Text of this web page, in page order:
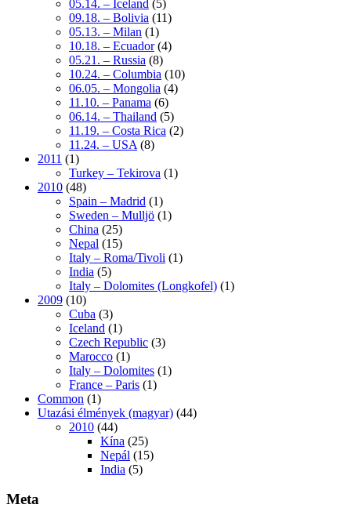
05.14. – Iceland (5)
09.18. – Bolivia (11)
05.13. – Milan (1)
10.18. – Ecuador(4)
05.21. – Russia (8)
10.24. – Columbia (10)
06.05. – Mongolia (4)
11.10. – Panama (6)
06.14. – Thailand (5)
11.19. – Costa Rica (2)
11.24. – USA (8)
2011 (1)
Turkey – Tekirova (1)
2010 (48)
Spain – Madrid (1)
Sweden – Mulljö (1)
China (25)
Nepal (15)
Italy – Roma/Tivoli (1)
India (5)
Italy – Dolomites (Longkofel) (1)
2009 (10)
Cuba (3)
Iceland (1)
Czech Republic (3)
Marocco (1)
Italy – Dolomites (1)
France – Paris (1)
Common (1)
Utazási élmények (magyar) (44)
2010 (44)
Kína (25)
Nepál (15)
India (5)
Meta